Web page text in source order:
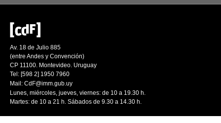
Av. 18 de Julio 885
(entre Andes y Convención)
CP 11100. Montevideo. Uruguay
Tel: [598 2] 1950 7960
Mail: CdF@imm.gub.uy
Lunes, miércoles, jueves, viernes: de 10 a 19.30 h.
Martes: de 10 a 21 h. Sábados de 9.30 a 14.30 h.